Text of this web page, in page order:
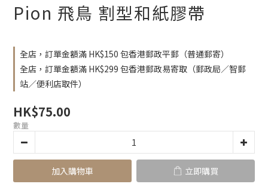
Pion 飛鳥 割型和紙膠帶
全店，訂單金額滿 HK$150 包香港郵政平郵（普通郵寄）
全店，訂單金額滿 HK$299 包香港郵政易寄取（郵政局／智郵
站／便利店取件）
HK$75.00
數量
加入購物車 立即購買